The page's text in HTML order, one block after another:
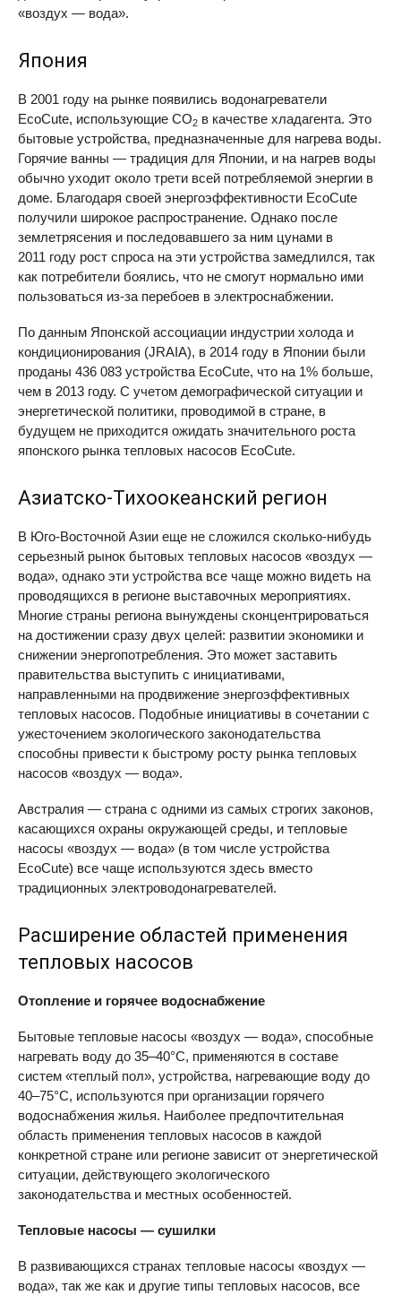
«воздух — вода».
Япония
В 2001 году на рынке появились водонагреватели
EcoCute, использующие CO2 в качестве хладагента. Это
бытовые устройства, предназначенные для нагрева воды.
Горячие ванны — традиция для Японии, и на нагрев воды
обычно уходит около трети всей потребляемой энергии в
доме. Благодаря своей энергоэффективности EcoCute
получили широкое распространение. Однако после
землетрясения и последовавшего за ним цунами в
2011 году рост спроса на эти устройства замедлился, так
как потребители боялись, что не смогут нормально ими
пользоваться из-за перебоев в электроснабжении.
По данным Японской ассоциации индустрии холода и
кондиционирования (JRAIA), в 2014 году в Японии были
проданы 436 083 устройства EcoCute, что на 1% больше,
чем в 2013 году. С учетом демографической ситуации и
энергетической политики, проводимой в стране, в
будущем не приходится ожидать значительного роста
японского рынка тепловых насосов EcoCute.
Азиатско-Тихоокеанский регион
В Юго-Восточной Азии еще не сложился сколько-нибудь
серьезный рынок бытовых тепловых насосов «воздух —
вода», однако эти устройства все чаще можно видеть на
проводящихся в регионе выставочных мероприятиях.
Многие страны региона вынуждены сконцентрироваться
на достижении сразу двух целей: развитии экономики и
снижении энергопотребления. Это может заставить
правительства выступить с инициативами,
направленными на продвижение энергоэффективных
тепловых насосов. Подобные инициативы в сочетании с
ужесточением экологического законодательства
способны привести к быстрому росту рынка тепловых
насосов «воздух — вода».
Австралия — страна с одними из самых строгих законов,
касающихся охраны окружающей среды, и тепловые
насосы «воздух — вода» (в том числе устройства
EcoCute) все чаще используются здесь вместо
традиционных электроводонагревателей.
Расширение областей применения
тепловых насосов
Отопление и горячее водоснабжение
Бытовые тепловые насосы «воздух — вода», способные
нагревать воду до 35–40°C, применяются в составе
систем «теплый пол», устройства, нагревающие воду до
40–75°C, используются при организации горячего
водоснабжения жилья. Наиболее предпочтительная
область применения тепловых насосов в каждой
конкретной стране или регионе зависит от энергетической
ситуации, действующего экологического
законодательства и местных особенностей.
Тепловые насосы — сушилки
В развивающихся странах тепловые насосы «воздух —
вода», так же как и другие типы тепловых насосов, все